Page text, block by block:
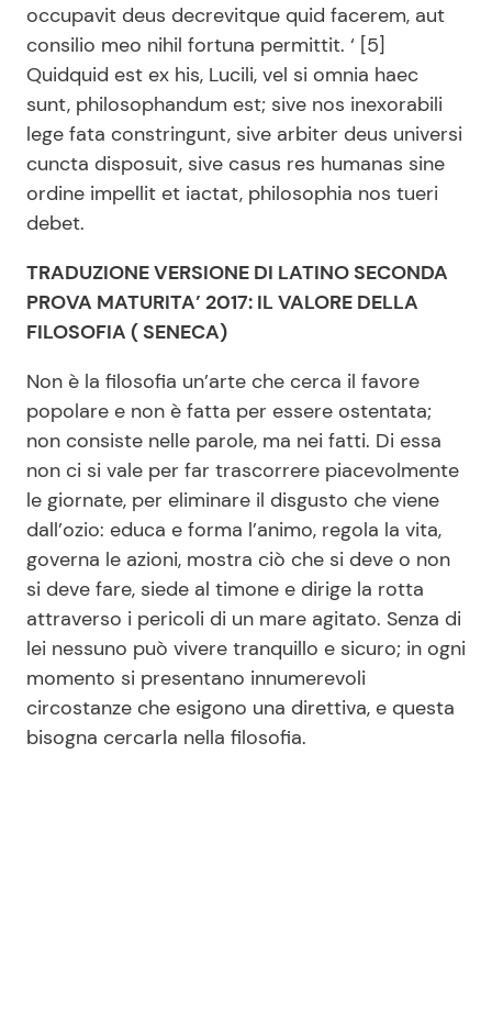
occupavit deus decrevitque quid facerem, aut
consilio meo nihil fortuna permittit. ‘ [5]
Quidquid est ex his, Lucili, vel si omnia haec
sunt, philosophandum est; sive nos inexorabili
lege fata constringunt, sive arbiter deus universi
cuncta disposuit, sive casus res humanas sine
ordine impellit et iactat, philosophia nos tueri
debet.
TRADUZIONE VERSIONE DI LATINO SECONDA
PROVA MATURITA’ 2017: IL VALORE DELLA
FILOSOFIA ( SENECA)
Non è la filosofia un’arte che cerca il favore
popolare e non è fatta per essere ostentata;
non consiste nelle parole, ma nei fatti. Di essa
non ci si vale per far trascorrere piacevolmente
le giornate, per eliminare il disgusto che viene
dall’ozio: educa e forma l’animo, regola la vita,
governa le azioni, mostra ciò che si deve o non
si deve fare, siede al timone e dirige la rotta
attraverso i pericoli di un mare agitato. Senza di
lei nessuno può vivere tranquillo e sicuro; in ogni
momento si presentano innumerevoli
circostanze che esigono una direttiva, e questa
bisogna cercarla nella filosofia.